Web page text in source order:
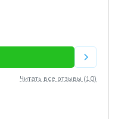
Читать все отзывы (10)